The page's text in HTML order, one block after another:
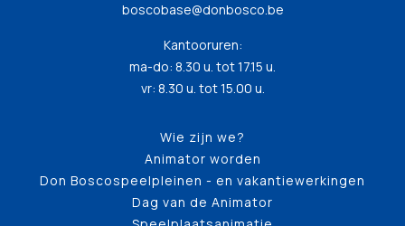
boscobase@donbosco.be
Kantooruren:
ma-do: 8.30 u. tot 17.15 u.
vr: 8.30 u. tot 15.00 u.
Wie zijn we?
Animator worden
Don Boscospeelpleinen - en vakantiewerkingen
Dag van de Animator